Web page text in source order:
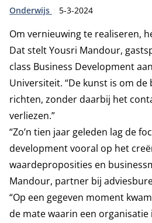
Type:
Onderwijs Publicatiedatum:
5-3-2024
Om vernieuwing te realiseren,
Dat stelt Yousri Mandour,
class Business Development
Universiteit. “De kunst is om
richten, zonder daarbij het
verliezen.”
“Zo’n tien jaar geleden lag de
development vooral op het
waardeproposities en
Mandour, partner bij
“Op een gegeven moment
de mate waarin een